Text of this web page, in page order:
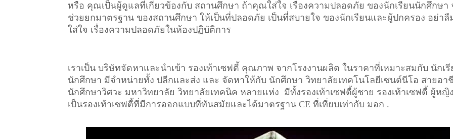
หรือ คุณเป็นผู้ดูแลที่เกี่ยวข้องกับ สถานศึกษา ถ้าคุณใส่ใจ เรื่องความปลอดภัย ของนักเรียนนักศึกษา
ช่วยยกมาตรฐาน ของสถานศึกษา ให้เป็นที่ปลอดภัย เป็นที่สบายใจ ของนักเรียนและผู้ปกครอง อย่าลื
ใส่ใจ เรื่องความปลอดภัยในห้องปฏิบัติการ
เราเป็น บริษัทจัดหาและนำเข้า รองเท้าเซฟตี้ คุณภาพ จากโรงงานผลิต ในราคาที่เหมาะสมกับ นักเ
นักศึกษา มีจำหน่ายทั้ง ปลีกและส่ง และ จัดหาให้กับ นักศึกษา วิทยาลัยเทคโนโลยีเซนต์นีโอ สายอา
นักศึกษาวิศวะ มหาวิทยาลัย วิทยาลัยเทคนิค หลายแห่ง มีทั้งรองเท้าเซฟตี้ผู้ชาย รองเท้าเซฟตี้ ผู้หญิ
เป็นรองเท้าเซฟตี้ที่มีการออกแบบที่ทันสมัยและได้มาตรฐาน CE ที่เที่ยบเท่ากับ มอก .